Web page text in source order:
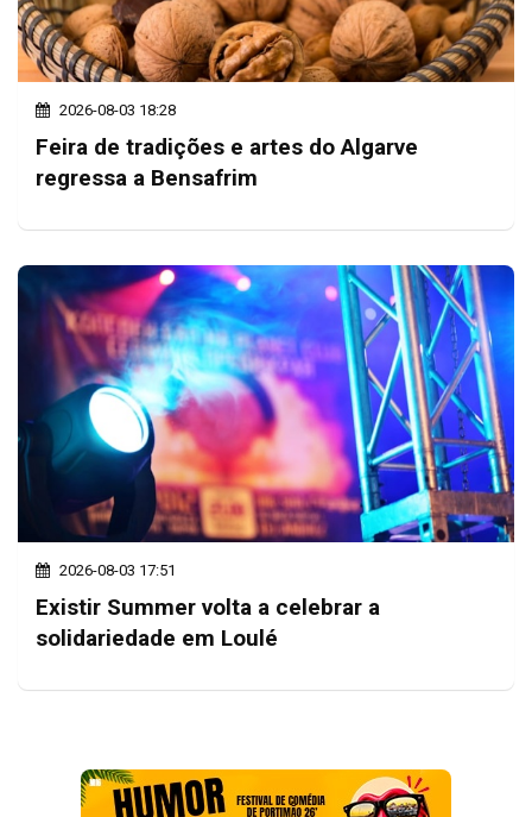
2026-08-03 18:28
Feira de tradições e artes do Algarve
regressa a Bensafrim
2026-08-03 17:51
Existir Summer volta a celebrar a
solidariedade em Loulé